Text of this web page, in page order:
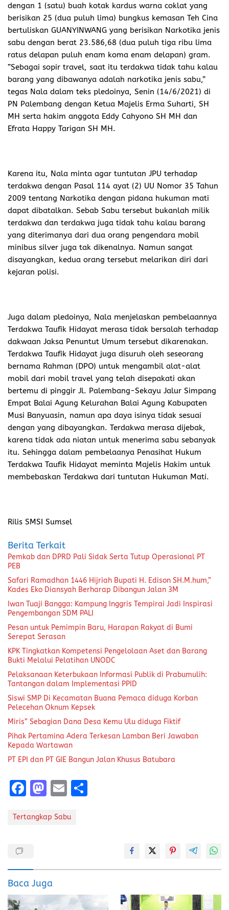
dengan 1 (satu) buah kotak kardus warna coklat yang
berisikan 25 (dua puluh lima) bungkus kemasan Teh Cina
bertuliskan GUANYINWANG yang berisikan Narkotika jenis
sabu dengan berat 23.586,68 (dua puluh tiga ribu lima
ratus delapan puluh enam koma enam delapan) gram.
”Sebagai sopir travel, saat itu terdakwa tidak tahu kalau
barang yang dibawanya adalah narkotika jenis sabu,”
tegas Nala dalam teks pledoinya, Senin (14/6/2021) di
PN Palembang dengan Ketua Majelis Erma Suharti, SH
MH serta hakim anggota Eddy Cahyono SH MH dan
Efrata Happy Tarigan SH MH.
Karena itu, Nala minta agar tuntutan JPU terhadap
terdakwa dengan Pasal 114 ayat (2) UU Nomor 35 Tahun
2009 tentang Narkotika dengan pidana hukuman mati
dapat dibatalkan. Sebab Sabu tersebut bukanlah milik
terdakwa dan terdakwa juga tidak tahu kalau barang
yang diterimanya dari dua orang pengendara mobil
minibus silver juga tak dikenalnya. Namun sangat
disayangkan, kedua orang tersebut melarikan diri dari
kejaran polisi.
Juga dalam pledoinya, Nala menjelaskan pembelaannya
Terdakwa Taufik Hidayat merasa tidak bersalah terhadap
dakwaan Jaksa Penuntut Umum tersebut dikarenakan.
Terdakwa Taufik Hidayat juga disuruh oleh seseorang
bernama Rahman (DPO) untuk mengambil alat-alat
mobil dari mobil travel yang telah disepakati akan
bertemu di pinggir Jl. Palembang-Sekayu Jalur Simpang
Empat Balai Agung Kelurahan Balai Agung Kabupaten
Musi Banyuasin, namun apa daya isinya tidak sesuai
dengan yang dibayangkan. Terdakwa merasa dijebak,
karena tidak ada niatan untuk menerima sabu sebanyak
itu. Sehingga dalam pembelaanya Penasihat Hukum
Terdakwa Taufik Hidayat meminta Majelis Hakim untuk
membebaskan Terdakwa dari tuntutan Hukuman Mati.
Rilis SMSI Sumsel
Berita Terkait
Pemkab dan DPRD Pali Sidak Serta Tutup Operasional PT
PEB
Safari Ramadhan 1446 Hijriah Bupati H. Edison SH.M.hum,”
Kades Eko Diansyah Berharap Dibangun Jalan 3M
Iwan Tuaji Bangga: Kampung Inggris Tempirai Jadi Inspirasi
Pengembangan SDM PALI
Pesan untuk Pemimpin Baru, Harapan Rakyat di Bumi
Serepat Serasan
KPK Tingkatkan Kompetensi Pengelolaan Aset dan Barang
Bukti Melalui Pelatihan UNODC
Pelaksanaan Keterbukaan Informasi Publik di Prabumulih:
Tantangan dalam Implementasi PPID
Siswi SMP Di Kecamatan Buana Pemaca diduga Korban
Pelecehan Oknum Kepsek
Miris” Sebagian Dana Desa Kemu Ulu diduga Fiktif
Pihak Pertamina Adera Terkesan Lamban Beri Jawaban
Kepada Wartawan
PT EPI dan PT GIE Bangun Jalan Khusus Batubara
F
ce
o
k
M
st
o
n
E
ai
Tertangkap Sabu
Baca Juga